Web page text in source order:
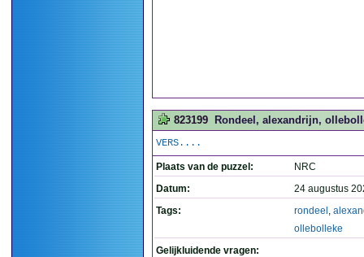
823199 Rondeel, alexandrijn,
VERS....
Plaats van de puzzel:
NRC
Datum:
24 augustus
Tags:
rondeel ,
ollebolleke
Gelijkluidende vragen: